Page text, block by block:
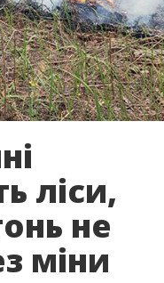
ліси,
не
міни